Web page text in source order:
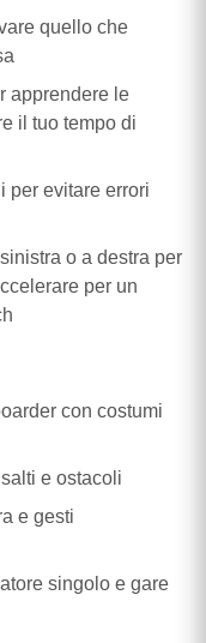
quello che
apprendere le
il tuo tempo di
per evitare errori
o a destra per
per un
con costumi
e ostacoli
e gesti
singolo e gare